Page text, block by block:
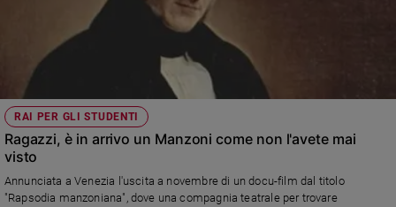
RAI PER GLI STUDENTI
Ragazzi, è in arrivo un Manzoni come non l'avete mai
visto
Annunciata a Venezia l'uscita a novembre di un docu-film dal titolo
"Rapsodia manzoniana", dove una compagnia teatrale per trovare